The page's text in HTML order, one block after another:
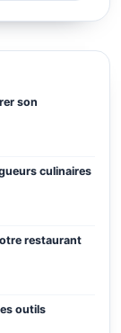
son
culinaires
restaurant
outils